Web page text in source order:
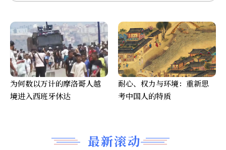
最新滚动
为何数以万计的摩洛哥人越
境进入西班牙休达
耐心、权力与环境：重新思
考中国人的特质